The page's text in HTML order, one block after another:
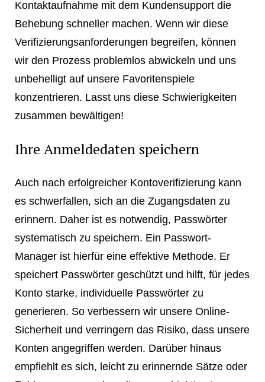
Kontaktaufnahme mit dem Kundensupport die
Behebung schneller machen. Wenn wir diese
Verifizierungsanforderungen begreifen, können
wir den Prozess problemlos abwickeln und uns
unbehelligt auf unsere Favoritenspiele
konzentrieren. Lasst uns diese Schwierigkeiten
zusammen bewältigen!
Ihre Anmeldedaten speichern
Auch nach erfolgreicher Kontoverifizierung kann
es schwerfallen, sich an die Zugangsdaten zu
erinnern. Daher ist es notwendig, Passwörter
systematisch zu speichern. Ein Passwort-
Manager ist hierfür eine effektive Methode. Er
speichert Passwörter geschützt und hilft, für jedes
Konto starke, individuelle Passwörter zu
generieren. So verbessern wir unsere Online-
Sicherheit und verringern das Risiko, dass unsere
Konten angegriffen werden. Darüber hinaus
empfiehlt es sich, leicht zu erinnernde Sätze oder